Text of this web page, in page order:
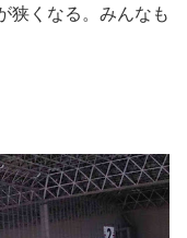
狭くなる。みんなも